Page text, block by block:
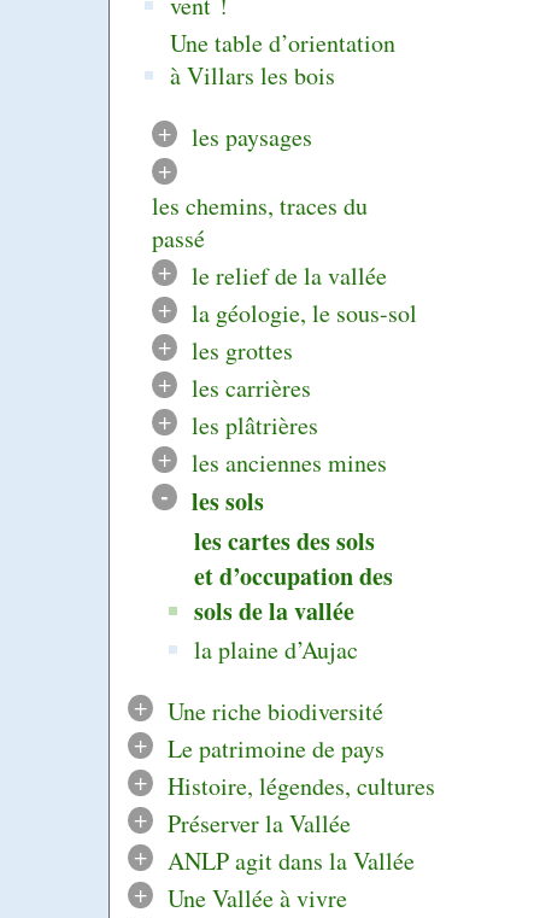
Une table d’orientation
à Villars les bois
+
les paysages
+
les chemins, traces du
passé
+
le relief de la vallée
+
la géologie, le sous-sol
+
les grottes
+
les carrières
+
les plâtrières
+
les anciennes mines
-
les sols
les cartes des sols
et d’occupation des
sols de la vallée
la plaine d’Aujac
+
Une riche biodiversité
+
Le patrimoine de pays
+
Histoire, légendes, cultures
+
Préserver la Vallée
+
ANLP agit dans la Vallée
+
Une Vallée à vivre